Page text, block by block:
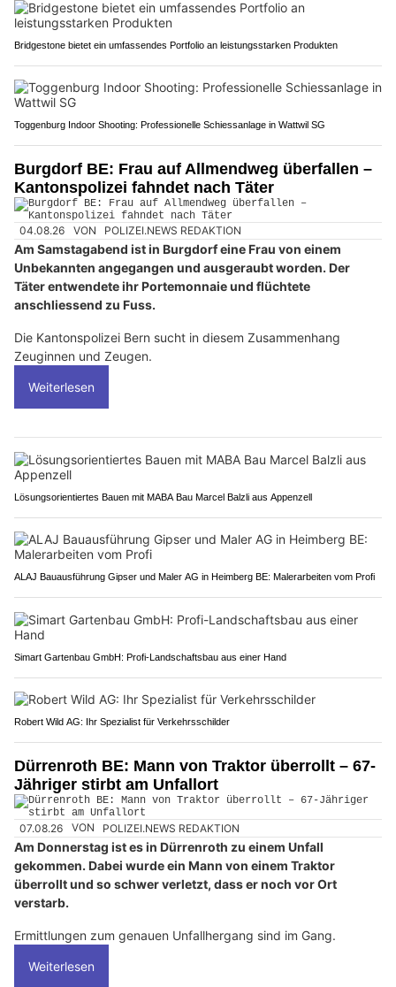
Bridgestone bietet ein umfassendes Portfolio an leistungsstarken Produkten
Toggenburg Indoor Shooting: Professionelle Schiessanlage in Wattwil SG
Burgdorf BE: Frau auf Allmendweg überfallen –
Kantonspolizei fahndet nach Täter
04.08.26 VON POLIZEI.NEWS REDAKTION
Am Samstagabend ist in Burgdorf eine Frau von einem
Unbekannten angegangen und ausgeraubt worden. Der
Täter entwendete ihr Portemonnaie und flüchtete
anschliessend zu Fuss.
Die Kantonspolizei Bern sucht in diesem Zusammenhang
Zeuginnen und Zeugen.
Weiterlesen
Lösungsorientiertes Bauen mit MABA Bau Marcel Balzli aus Appenzell
ALAJ Bauausführung Gipser und Maler AG in Heimberg BE: Malerarbeiten vom Profi
Simart Gartenbau GmbH: Profi-Landschaftsbau aus einer Hand
Robert Wild AG: Ihr Spezialist für Verkehrsschilder
Dürrenroth BE: Mann von Traktor überrollt – 67-
Jähriger stirbt am Unfallort
07.08.26 VON POLIZEI.NEWS REDAKTION
Am Donnerstag ist es in Dürrenroth zu einem Unfall
gekommen. Dabei wurde ein Mann von einem Traktor
überrollt und so schwer verletzt, dass er noch vor Ort
verstarb.
Ermittlungen zum genauen Unfallhergang sind im Gang.
Weiterlesen